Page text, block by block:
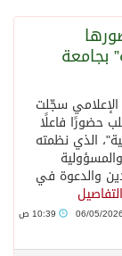
بجامعة
الإعلامي سجّلت
حضورًا فاعلًا
الذي نظمته
والدعوة في
التفاصيل
06/05/2026